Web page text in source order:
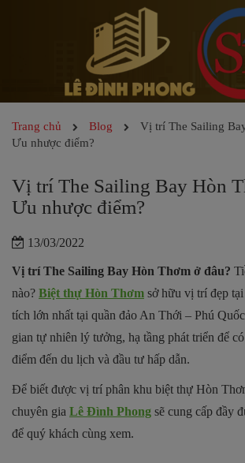
Trang chủ Blog
Vị trí The Sailing
Ưu nhược điểm?
Vị trí The Sailing Bay Hòn
Ưu nhược điểm?
13/03/2022
Vị trí The Sailing Bay Hòn Thơm ở đâu?
nào? Biệt thự Hòn Thơm sở hữu vị trí đẹp
tích lớn nhất tại quần đảo An Thới – Phú
gian tự nhiên lý tưởng, hạ tầng phát triển để
điểm đến du lịch và đầu tư hấp dẫn.
Để biết được vị trí phân khu biệt thự Hòn
chuyên gia Lê Đình Phong sẽ cung cấp đầy
để quý khách cùng xem.